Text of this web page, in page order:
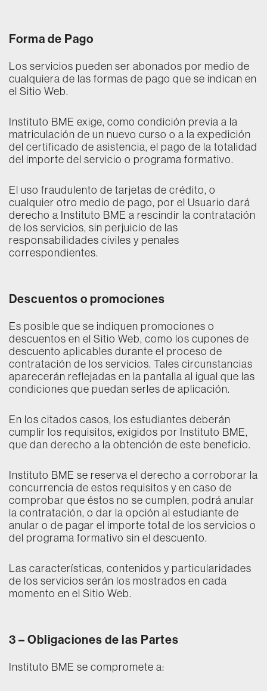
Forma de Pago
Los servicios pueden ser abonados por medio de
cualquiera de las formas de pago que se indican en
el Sitio Web.
Instituto BME exige, como condición previa a la
matriculación de un nuevo curso o a la expedición
del certificado de asistencia, el pago de la totalidad
del importe del servicio o programa formativo.
El uso fraudulento de tarjetas de crédito, o
cualquier otro medio de pago, por el Usuario dará
derecho a Instituto BME a rescindir la contratación
de los servicios, sin perjuicio de las
responsabilidades civiles y penales
correspondientes.
Descuentos o promociones
Es posible que se indiquen promociones o
descuentos en el Sitio Web, como los cupones de
descuento aplicables durante el proceso de
contratación de los servicios. Tales circunstancias
aparecerán reflejadas en la pantalla al igual que las
condiciones que puedan serles de aplicación.
En los citados casos, los estudiantes deberán
cumplir los requisitos, exigidos por Instituto BME,
que dan derecho a la obtención de este beneficio.
Instituto BME se reserva el derecho a corroborar la
concurrencia de estos requisitos y en caso de
comprobar que éstos no se cumplen, podrá anular
la contratación, o dar la opción al estudiante de
anular o de pagar el importe total de los servicios o
del programa formativo sin el descuento.
Las características, contenidos y particularidades
de los servicios serán los mostrados en cada
momento en el Sitio Web.
3 – Obligaciones de las Partes
Instituto BME se compromete a: